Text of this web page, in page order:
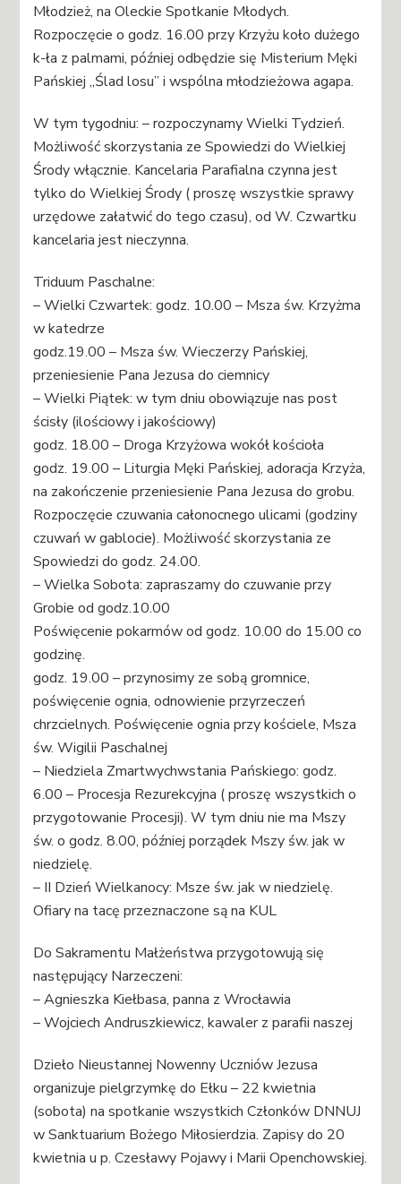
Młodzież, na Oleckie Spotkanie Młodych.
Rozpoczęcie o godz. 16.00 przy Krzyżu koło dużego
k-ła z palmami, później odbędzie się Misterium Męki
Pańskiej „Ślad losu” i wspólna młodzieżowa agapa.
W tym tygodniu: – rozpoczynamy Wielki Tydzień.
Możliwość skorzystania ze Spowiedzi do Wielkiej
Środy włącznie. Kancelaria Parafialna czynna jest
tylko do Wielkiej Środy ( proszę wszystkie sprawy
urzędowe załatwić do tego czasu), od W. Czwartku
kancelaria jest nieczynna.
Triduum Paschalne:
– Wielki Czwartek: godz. 10.00 – Msza św. Krzyżma
w katedrze
godz.19.00 – Msza św. Wieczerzy Pańskiej,
przeniesienie Pana Jezusa do ciemnicy
– Wielki Piątek: w tym dniu obowiązuje nas post
ścisły (ilościowy i jakościowy)
godz. 18.00 – Droga Krzyżowa wokół kościoła
godz. 19.00 – Liturgia Męki Pańskiej, adoracja Krzyża,
na zakończenie przeniesienie Pana Jezusa do grobu.
Rozpoczęcie czuwania całonocnego ulicami (godziny
czuwań w gablocie). Możliwość skorzystania ze
Spowiedzi do godz. 24.00.
– Wielka Sobota: zapraszamy do czuwanie przy
Grobie od godz.10.00
Poświęcenie pokarmów od godz. 10.00 do 15.00 co
godzinę.
godz. 19.00 – przynosimy ze sobą gromnice,
poświęcenie ognia, odnowienie przyrzeczeń
chrzcielnych. Poświęcenie ognia przy kościele, Msza
św. Wigilii Paschalnej
– Niedziela Zmartwychwstania Pańskiego: godz.
6.00 – Procesja Rezurekcyjna ( proszę wszystkich o
przygotowanie Procesji). W tym dniu nie ma Mszy
św. o godz. 8.00, później porządek Mszy św. jak w
niedzielę.
– II Dzień Wielkanocy: Msze św. jak w niedzielę.
Ofiary na tacę przeznaczone są na KUL
Do Sakramentu Małżeństwa przygotowują się
następujący Narzeczeni:
– Agnieszka Kiełbasa, panna z Wrocławia
– Wojciech Andruszkiewicz, kawaler z parafii naszej
Dzieło Nieustannej Nowenny Uczniów Jezusa
organizuje pielgrzymkę do Ełku – 22 kwietnia
(sobota) na spotkanie wszystkich Członków DNNUJ
w Sanktuarium Bożego Miłosierdzia. Zapisy do 20
kwietnia u p. Czesławy Pojawy i Marii Openchowskiej.